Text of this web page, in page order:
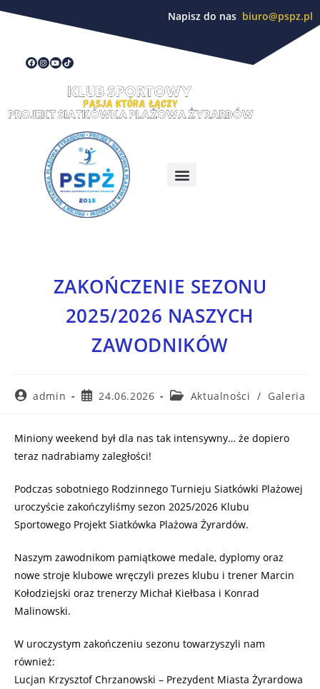
Napisz do nas biuro@pspz.pl
ZAKOŃCZENIE SEZONU
2025/2026 NASZYCH
ZAWODNIKÓW
admin 24.06.2026 Aktualności / Galeria
Miniony weekend był dla nas tak intensywny… że dopiero
teraz nadrabiamy zaległości!
Podczas sobotniego Rodzinnego Turnieju Siatkówki Plażowej
uroczyście zakończyliśmy sezon 2025/2026 Klubu
Sportowego Projekt Siatkówka Plażowa Żyrardów.
Naszym zawodnikom pamiątkowe medale, dyplomy oraz
nowe stroje klubowe wręczyli prezes klubu i trener Marcin
Kołodziejski oraz trenerzy Michał Kiełbasa i Konrad
Malinowski.
W uroczystym zakończeniu sezonu towarzyszyli nam
również:
Lucjan Krzysztof Chrzanowski – Prezydent Miasta Żyrardowa